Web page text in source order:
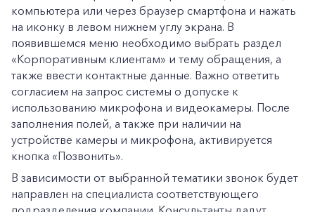
компьютера или через браузер смартфона и нажать
на иконку в левом нижнем углу экрана. В
появившемся меню необходимо выбрать раздел
«Корпоративным клиентам» и тему обращения, а
также ввести контактные данные. Важно ответить
согласием на запрос системы о допуске к
использованию микрофона и видеокамеры. После
заполнения полей, а также при наличии на
устройстве камеры и микрофона, активируется
кнопка «Позвонить».
В зависимости от выбранной тематики звонок будет
направлен на специалиста соответствующего